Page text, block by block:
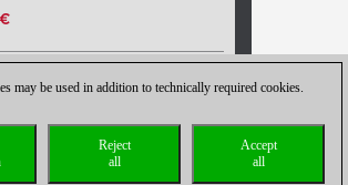
may be used in addition to technically required cookies.
Accept
all
Reject
all